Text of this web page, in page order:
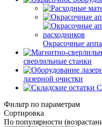
Окрасочные
сверлильные станки
лазерной очистки
Фильтр по параметрам
Сортировка
По популярности